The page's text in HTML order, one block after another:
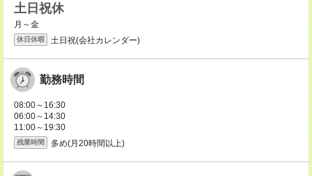
土日祝休
月～金
休日休暇 土日祝(会社カレンダー)
勤務時間
08:00～16:30
06:00～14:30
11:00～19:30
残業時間 多め(月20時間以上)